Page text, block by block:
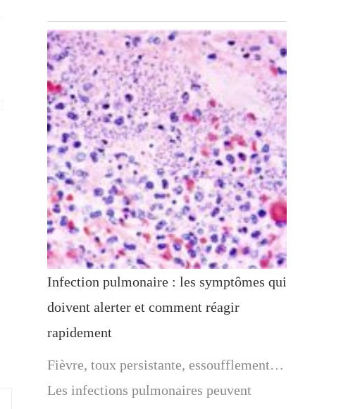
Infection pulmonaire : les symptômes qui
doivent alerter et comment réagir
rapidement
Fièvre, toux persistante, essoufflement…
Les infections pulmonaires peuvent